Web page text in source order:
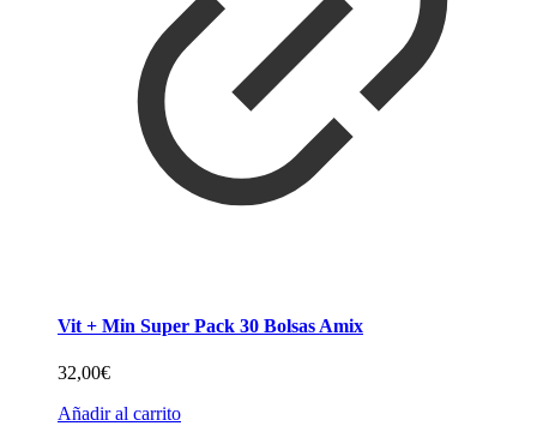
Vit + Min Super Pack 30 Bolsas Amix
32,00€
Añadir al carrito